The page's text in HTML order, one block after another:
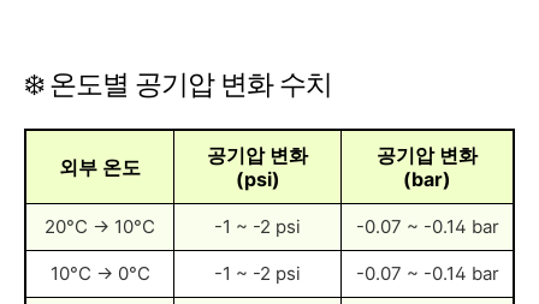
❄️ 온도별 공기압 변화 수치
외부 온도
공기압 변화
(psi)
공기압 변화
(bar)
20°C → 10°C -1 ~ -2 psi -0.07 ~ -0.14 bar
10°C → 0°C -1 ~ -2 psi -0.07 ~ -0.14 bar